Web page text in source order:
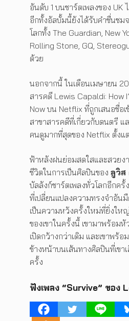
อันดับ 1 บนชาร์ตเพลงของ UK
อีกทั้งอัลบั้มนี้ยังได้รับคำชื่นชม
โลกทั้ง The Guardian, New
Rolling Stone, GQ,
ด้วย
นอกจากนี้ ในเดือนเมษายน
สารคดี Lewis Capaldi: How
Now บน Netflix ที่ถูกเสนอชื่อ
สาขาสารคดีที่เกี่ยวกับดนตรี
คนดูมากที่สุดของ Netflix ตั้ง
ฟ้าหลังฝนย่อมสดใสและสวยง
ชีวิตในการเป็นศิลปินของ ลูวิส
บัลลังก์ชาร์ตเพลงทั่วโลกอีกครั้
ที่เปลี่ยนแปลงความทรงจำอัน
เป็นความหวังครั้งใหม่ที่ยิ่งให
ของเขาในครั้งนี้ เขามาพร้อมหั
เปิดกว้างกว่าเดิม และเขาพร้อ
ข้างหน้าบนเส้นทางศิลปินที่เขา
ครั้ง
ฟังเพลง “Survive” ของ